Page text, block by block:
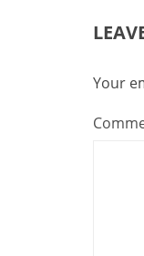
Your